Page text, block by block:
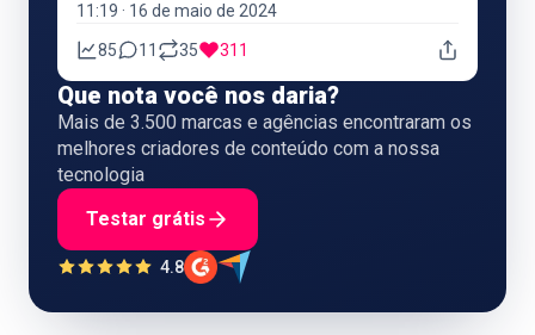
11:19 · 16 de maio de 2024
85 11 35 311
Que nota você nos daria?
Mais de 3.500 marcas e agências encontraram os
melhores criadores de conteúdo com a nossa
tecnologia
Testar grátis
4.8